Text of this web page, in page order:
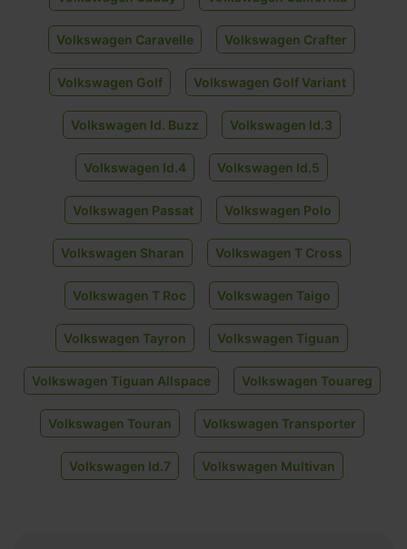
Volkswagen Caravelle Volkswagen Crafter
Volkswagen Golf Volkswagen Golf Variant
Volkswagen Id. Buzz Volkswagen Id.3
Volkswagen Id.4 Volkswagen Id.5
Volkswagen Passat Volkswagen Polo
Volkswagen Sharan Volkswagen T Cross
Volkswagen T Roc Volkswagen Taigo
Volkswagen Tayron Volkswagen Tiguan
Volkswagen Tiguan Allspace Volkswagen Touareg
Volkswagen Touran Volkswagen Transporter
Volkswagen Id.7 Volkswagen Multivan